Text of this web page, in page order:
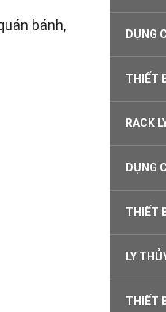
bánh,
DỤNG
THIẾT
RACK
DỤNG
THIẾT
LY
THIẾT